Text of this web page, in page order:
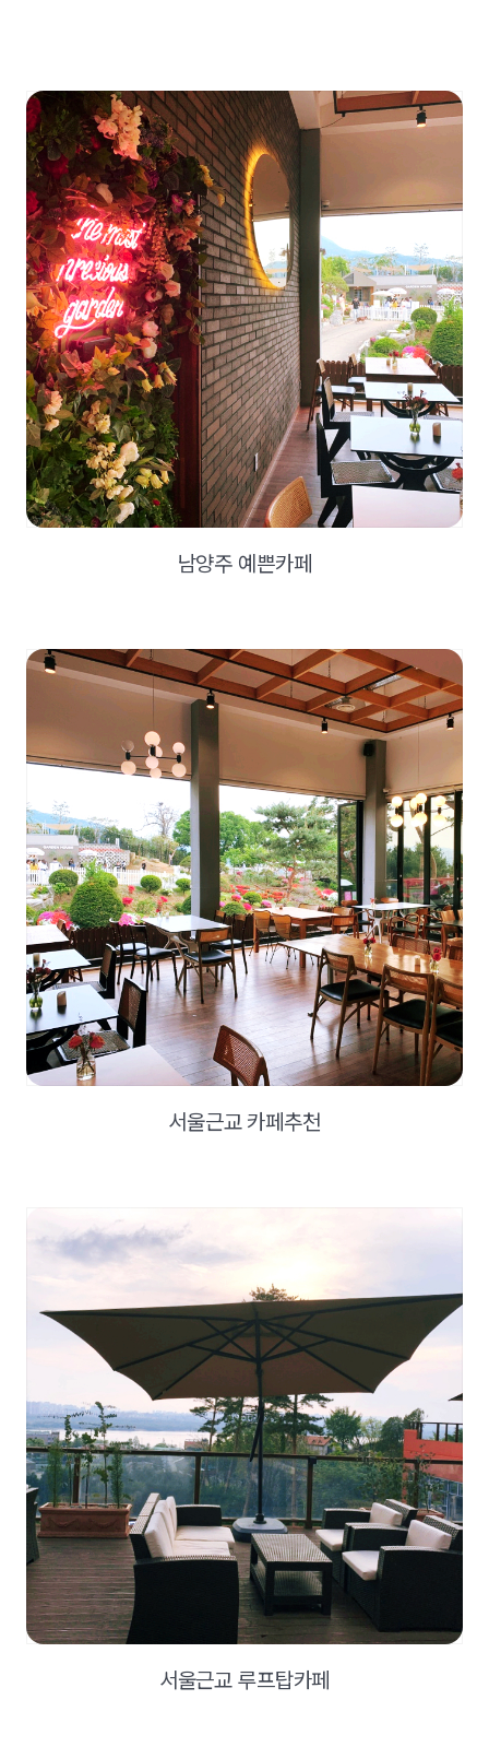
남양주 예쁜카페
서울근교 카페추천
서울근교 루프탑카페